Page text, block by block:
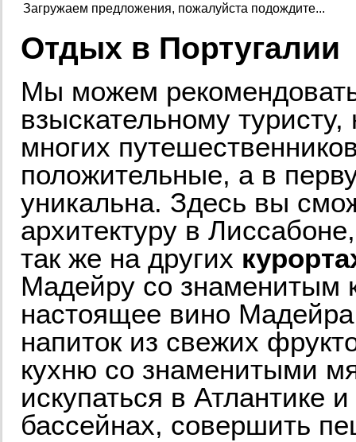
Загружаем предложения, пожалуйста подождите...
Отдых в Португалии
Мы можем
взыскательному
многих
положительные, а в
уникальна. Здесь вы
архитектуру в
так же на других
Мадейру со знаменитым
настоящее вино
напиток из свежих
кухню со знаменитыми
искупаться в Атлантике
бассейнах, совершить